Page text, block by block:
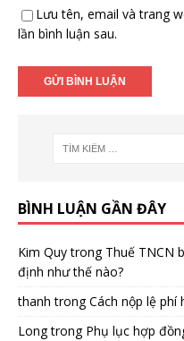
Lưu tên, email và trang
lần bình luận sau.
BÌNH LUẬN GẦN ĐÂY
Kim Quytrong Thuế TNCN
định như thế nào?
thanh trongCách nộp lệ phí
Longtrong Phụ lục hợp